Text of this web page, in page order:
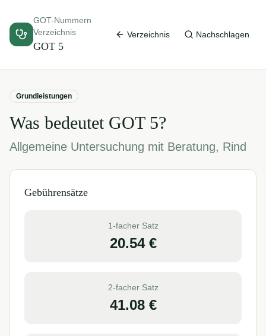
GOT-Nummern
Verzeichnis
GOT 5
Verzeichnis Nachschlagen
Grundleistungen
Was bedeutet GOT 5?
Allgemeine Untersuchung mit Beratung, Rind
Gebührensätze
1-facher Satz
20.54€
2-facher Satz
41.08€